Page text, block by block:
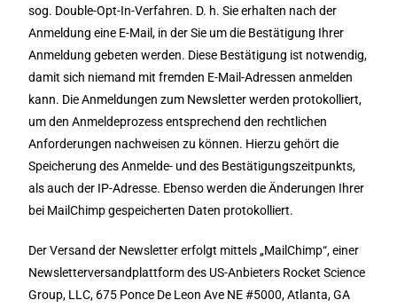
sog. Double-Opt-In-Verfahren. D. h. Sie erhalten nach der
Anmeldung eine E-Mail, in der Sie um die Bestätigung Ihrer
Anmeldung gebeten werden. Diese Bestätigung ist notwendig,
damit sich niemand mit fremden E-Mail-Adressen anmelden
kann. Die Anmeldungen zum Newsletter werden protokolliert,
um den Anmeldeprozess entsprechend den rechtlichen
Anforderungen nachweisen zu können. Hierzu gehört die
Speicherung des Anmelde- und des Bestätigungszeitpunkts,
als auch der IP-Adresse. Ebenso werden die Änderungen Ihrer
bei MailChimp gespeicherten Daten protokolliert.
Der Versand der Newsletter erfolgt mittels „MailChimp“, einer
Newsletterversandplattform des US-Anbieters Rocket Science
Group, LLC, 675 Ponce De Leon Ave NE #5000, Atlanta, GA